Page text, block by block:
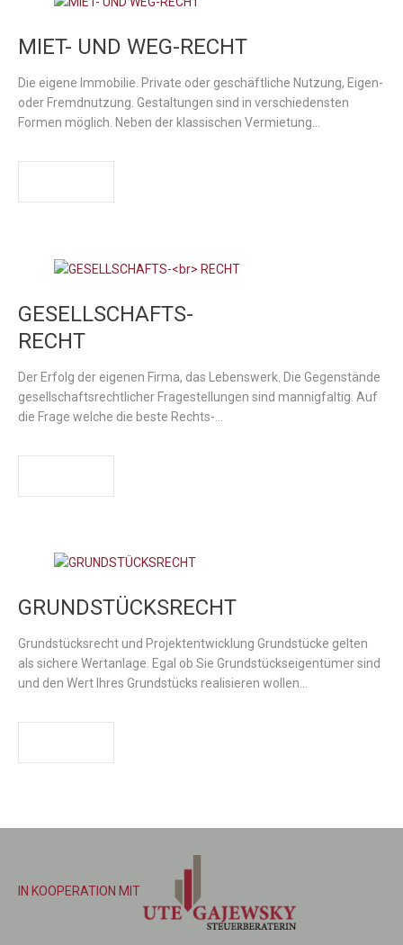
MIET- UND WEG-RECHT
Die eigene Immobilie. Private oder geschäftliche Nutzung, Eigen-
oder Fremdnutzung. Gestaltungen sind in verschiedensten
Formen möglich. Neben der klassischen Vermietung…
GESELLSCHAFTS-
RECHT
Der Erfolg der eigenen Firma, das Lebenswerk. Die Gegenstände
gesellschaftsrechtlicher Fragestellungen sind mannigfaltig. Auf
die Frage welche die beste Rechts-…
GRUNDSTÜCKSRECHT
Grundstücksrecht und Projektentwicklung Grundstücke gelten
als sichere Wertanlage. Egal ob Sie Grundstückseigentümer sind
und den Wert Ihres Grundstücks realisieren wollen…
IN KOOPERATION MIT